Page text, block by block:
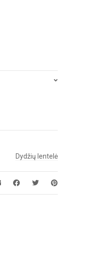
Dydžių lentelė